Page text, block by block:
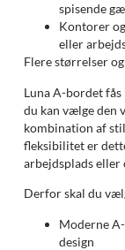
spisende
Kontorer
eller
Flere størrelser
Luna A-bordet
du kan vælge den
kombination af
fleksibilitet er
arbejdsplads
Derfor skal du
Moderne
design